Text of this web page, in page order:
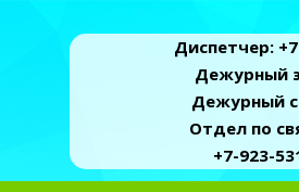
Диспетчер:
Дежурный
Дежурный
Отдел по
+7-923-